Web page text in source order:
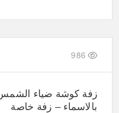
986
زفة كوشة ضياء الشمس
بالاسماء – زفة خاصة